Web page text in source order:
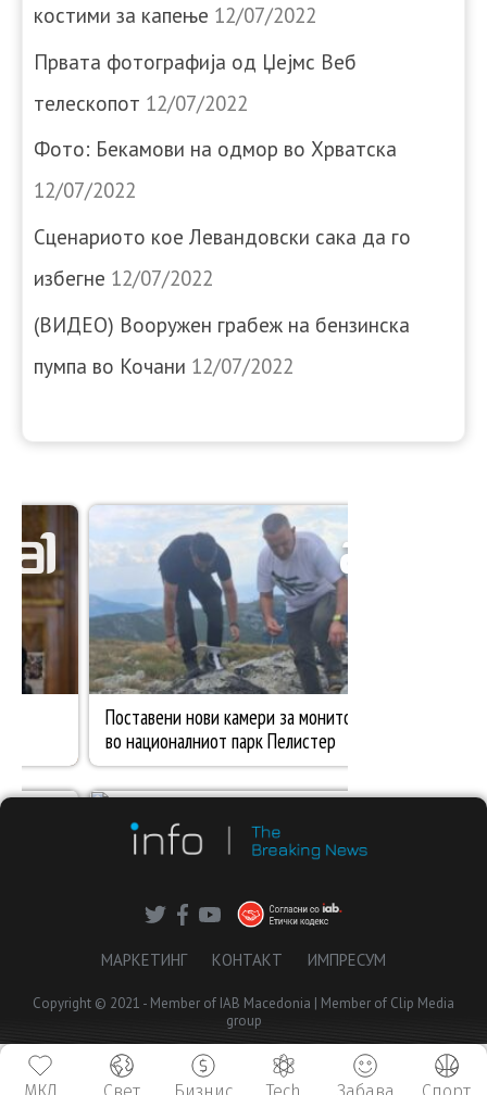
костими за капење 12/07/2022
Првата фотографија од Џејмс Веб
телескопот 12/07/2022
Фото: Бекамови на одмор во Хрватска
12/07/2022
Сценариото кое Левандовски сака да го
избегне 12/07/2022
(ВИДЕО) Вооружен грабеж на бензинска
пумпа во Кочани 12/07/2022
МАРКЕТИНГ КОНТАКТ ИМПРЕСУМ
Copyright © 2021 - Member of IAB Macedonia | Member of Clip Media
group